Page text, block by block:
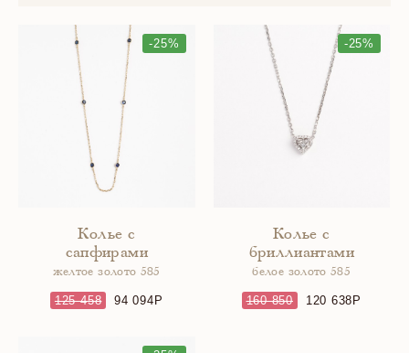
-25%
Колье с
сапфирами
желтое золото 585
125 458 94 094
-25%
Колье с
бриллиантами
белое золото 585
160 850 120 638